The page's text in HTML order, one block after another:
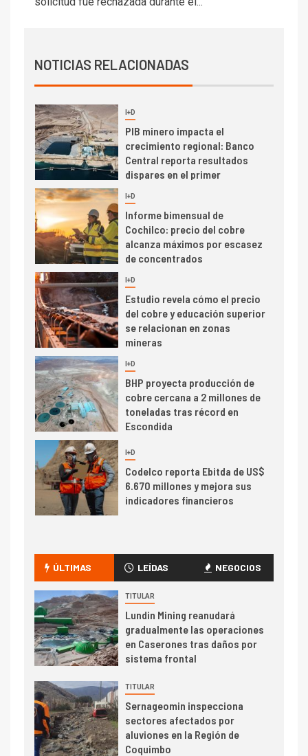
NOTICIAS RELACIONADAS
de San Antonio
Producción minera en mayo de
2026 cae 10,6%
3 I+D
PIB minero impacta el
crecimiento regional: Banco
Central reporta resultados
dispares en el primer
4 I+D
Informe bimensual de
Cochilco: precio del cobre
alcanza máximos por escasez
de concentrados
5 I+D
Estudio revela cómo el precio
del cobre y educación superior
se relacionan en zonas
mineras
6 I+D
BHP proyecta producción de
cobre cercana a 2 millones de
toneladas tras récord en
Escondida
I+D
Codelco reporta Ebitda de US$
6.670 millones y mejora sus
indicadores financieros
camión 100% eléctrico para
transportar cátodos al Puerto
de San Antonio
2
I+D
Producción minera en mayo de
2026 cae 10,6%
3
PIB minero impacta el
crecimiento regional: Banco
Central reporta resultados
ÚLTIMAS LEÍDAS NEGOCIOS
TITULAR
Lundin Mining reanudará
gradualmente las operaciones
en Caserones tras daños por
sistema frontal
TITULAR
Sernageomin inspecciona
sectores afectados por
aluviones en la Región de
Coquimbo